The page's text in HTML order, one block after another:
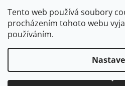
Tento web používá soubory
procházením tohoto webu
používáním.
eprvnacek
www.e-